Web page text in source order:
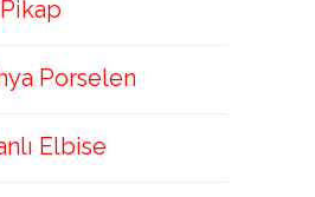
Porselen
Elbise